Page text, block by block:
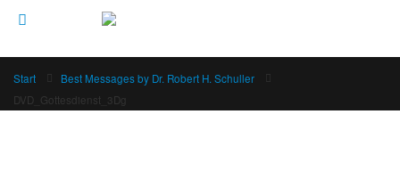
Start
Best Messages by Dr. Robert H. Schuller
DVD_Gottesdienst_3Dg